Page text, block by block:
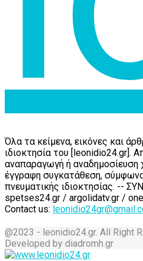
Όλα τα κείμενα, εικόνες και
ιδιοκτησία του [leonidio24.gr].
αναπαραγωγή ή αναδημοσίευση
έγγραφη συγκατάθεση,
πνευματικής ιδιοκτησίας. --
spetses24.gr / argolidatv.gr /
Contact us:
@2023 - leonidio24.gr. All Right
Developed by diadromh.gr